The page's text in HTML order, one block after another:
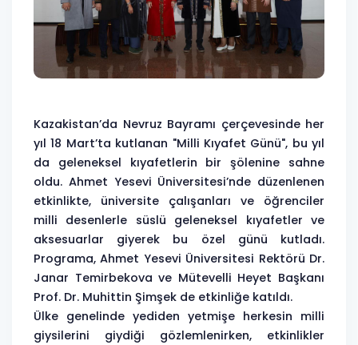
Kazakistan’da Nevruz Bayramı çerçevesinde her
yıl 18 Mart’ta kutlanan "Milli Kıyafet Günü", bu yıl
da geleneksel kıyafetlerin bir şölenine sahne
oldu. Ahmet Yesevi Üniversitesi’nde düzenlenen
etkinlikte, üniversite çalışanları ve öğrenciler
milli desenlerle süslü geleneksel kıyafetler ve
aksesuarlar giyerek bu özel günü kutladı.
Programa, Ahmet Yesevi Üniversitesi Rektörü Dr.
Janar Temirbekova ve Mütevelli Heyet Başkanı
Prof. Dr. Muhittin Şimşek de etkinliğe katıldı.
Ülke genelinde yediden yetmişe herkesin milli
giysilerini giydiği gözlemlenirken, etkinlikler